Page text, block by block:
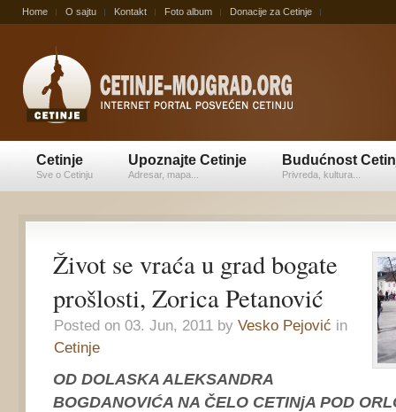
Home O sajtu Kontakt Foto album Donacije za Cetinje
Cetinje
Sve o Cetinju
Upoznajte Cetinje
Adresar, mapa...
Budućnost
Privreda, kultura...
Život se vraća u grad bogate
prošlosti, Zorica Petanović
Posted on 03. Jun, 2011 by Vesko Pejović in
Cetinje
OD DOLASKA ALEKSANDRA
BOGDANOVIĆA NA ČELO CETINjA POD